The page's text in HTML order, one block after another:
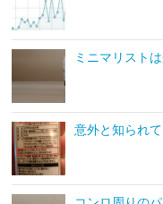
ミニマリスト
意外と知られ